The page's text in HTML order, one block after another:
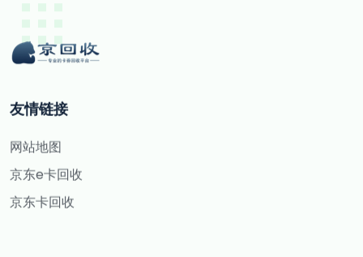
友情链接
网站地图
京东e卡回收
京东卡回收